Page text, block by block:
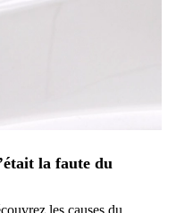
la faute du
les causes du